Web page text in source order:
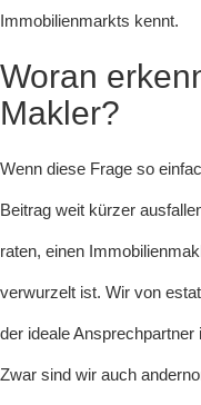
Immobilienmarkts kennt.
Woran
Makler?
Wenn diese Frage so
Beitrag weit kürzer
raten, einen
verwurzelt ist. Wir von
der ideale
Zwar sind wir auch